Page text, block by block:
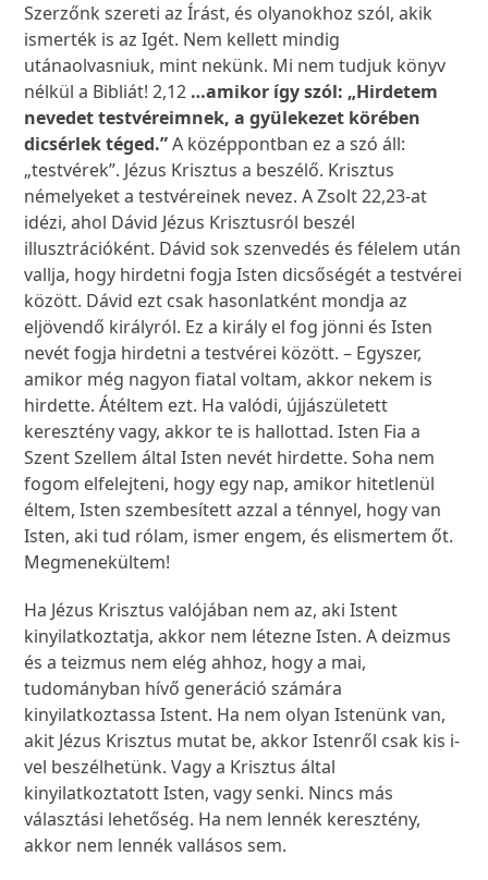
Szerzőnk szereti az Írást, és olyanokhoz szól, akik
ismerték is az Igét. Nem kellett mindig
utánaolvasniuk, mint nekünk. Mi nem tudjuk könyv
nélkül a Bibliát! 2,12 …amikor így szól: „Hirdetem
nevedet testvéreimnek, a gyülekezet körében
dicsérlek téged.”A középpontban ez a szó áll:
„testvérek”. Jézus Krisztus a beszélő. Krisztus
némelyeket a testvéreinek nevez. A Zsolt 22,23-at
idézi, ahol Dávid Jézus Krisztusról beszél
illusztrációként. Dávid sok szenvedés és félelem után
vallja, hogy hirdetni fogja Isten dicsőségét a testvérei
között. Dávid ezt csak hasonlatként mondja az
eljövendő királyról. Ez a király el fog jönni és Isten
nevét fogja hirdetni a testvérei között. – Egyszer,
amikor még nagyon fiatal voltam, akkor nekem is
hirdette. Átéltem ezt. Ha valódi, újjászületett
keresztény vagy, akkor te is hallottad. Isten Fia a
Szent Szellem által Isten nevét hirdette. Soha nem
fogom elfelejteni, hogy egy nap, amikor hitetlenül
éltem, Isten szembesített azzal a ténnyel, hogy van
Isten, aki tud rólam, ismer engem, és elismertem őt.
Megmenekültem!
Ha Jézus Krisztus valójában nem az, aki Istent
kinyilatkoztatja, akkor nem létezne Isten. A deizmus
és a teizmus nem elég ahhoz, hogy a mai,
tudományban hívő generáció számára
kinyilatkoztassa Istent. Ha nem olyan Istenünk van,
akit Jézus Krisztus mutat be, akkor Istenről csak kis i-
vel beszélhetünk. Vagy a Krisztus által
kinyilatkoztatott Isten, vagy senki. Nincs más
választási lehetőség. Ha nem lennék keresztény,
akkor nem lennék vallásos sem.